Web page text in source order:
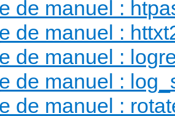
de manuel :
de manuel :
de manuel :
de manuel :
de manuel :